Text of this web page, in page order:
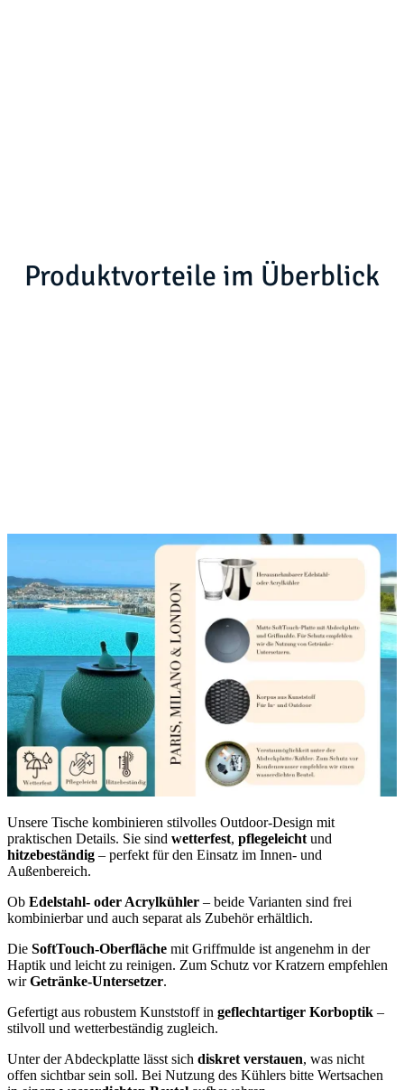
Produktvorteile im Überblick
Unsere Tische kombinieren stilvolles Outdoor-Design mit
praktischen Details. Sie sind wetterfest, pflegeleicht und
hitzebeständig – perfekt für den Einsatz im Innen- und
Außenbereich.
Ob Edelstahl- oder Acrylkühler – beide Varianten sind frei
kombinierbar und auch separat als Zubehör erhältlich.
Die SoftTouch-Oberfläche mit Griffmulde ist angenehm in der
Haptik und leicht zu reinigen. Zum Schutz vor Kratzern empfehlen
wirGetränke-Untersetzer.
Gefertigt aus robustem Kunststoff in geflechtartiger Korboptik –
stilvoll und wetterbeständig zugleich.
Unter der Abdeckplatte lässt sich diskret verstauen, was nicht
offen sichtbar sein soll. Bei Nutzung des Kühlers bitte Wertsachen